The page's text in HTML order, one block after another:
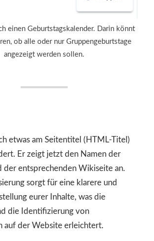
einen Geburtstagskalender. Darin könnt
ob alle oder nur Gruppengeburtstage
angezeigt werden sollen.
etwas am Seitentitel (HTML-Titel)
Er zeigt jetzt den Namen der
der entsprechenden Wikiseite an.
sorgt für eine klarere und
eurer Inhalte, was die
die Identifizierung von
auf der Website erleichtert.